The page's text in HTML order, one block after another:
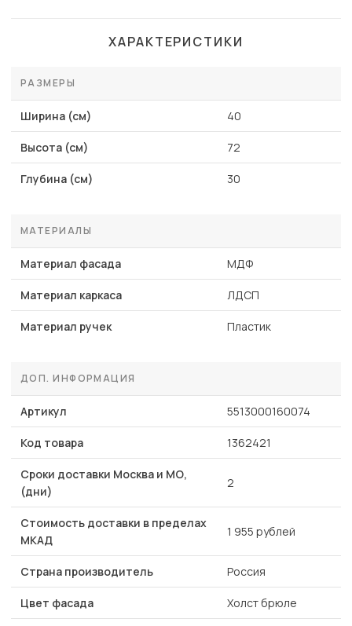
ХАРАКТЕРИСТИКИ
РАЗМЕРЫ
Ширина (см) 40
Высота (см) 72
Глубина (см) 30
МАТЕРИАЛЫ
Материал фасада МДФ
Материал каркаса ЛДСП
Материал ручек Пластик
ДОП. ИНФОРМАЦИЯ
Артикул 5513000160074
Код товара 1362421
Сроки доставки Москва и МО,
(дни)
2
Стоимость доставки в пределах
МКАД
1 955 рублей
Страна производитель Россия
Цвет фасада Холст брюле